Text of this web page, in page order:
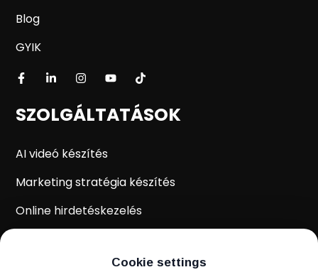
Blog
GYIK
SZOLGÁLTATÁSOK
AI videó készítés
Marketing stratégia készítés
Online hirdetéskezelés
Weboldal kiértékelésCookie settings